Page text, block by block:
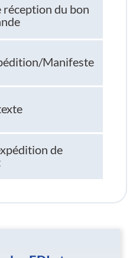
réception du bon
Manifeste
de